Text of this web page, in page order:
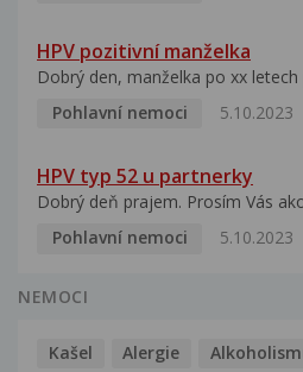
HPV pozitivní manželka
Dobrý den, manželka po xx letech
Pohlavní nemoci
5.10.2023
HPV typ 52 u partnerky
Dobrý deň prajem. Prosím Vás
Pohlavní nemoci
5.10.2023
NEMOCI
Kašel Alergie